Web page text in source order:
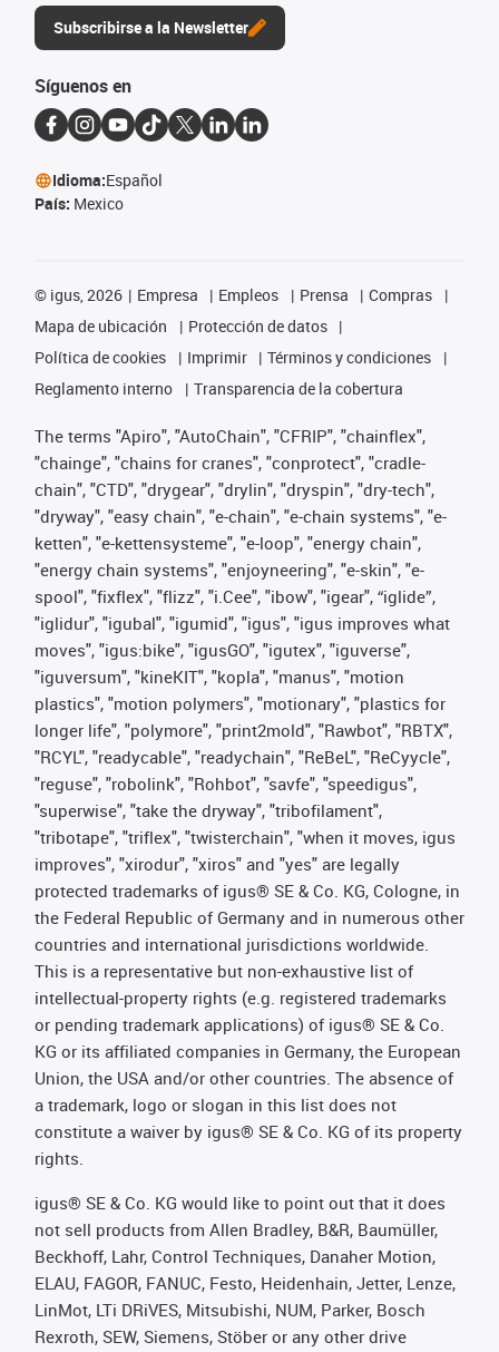
Subscribirse a la Newsletter
Síguenos en
Idioma:Español
País: Mexico
© igus, 2026 Empresa Empleos Prensa
Compras
Mapa de ubicación
Protección de datos
Política de cookies
Imprimir
Términos y condiciones
Reglamento interno
Transparencia de la cobertura
The terms "Apiro", "AutoChain", "CFRIP", "chainflex",
"chainge", "chains for cranes", "conprotect", "cradle-
chain", "CTD", "drygear", "drylin", "dryspin", "dry-tech",
"dryway", "easy chain", "e-chain", "e-chain systems", "e-
ketten", "e-kettensysteme", "e-loop", "energy chain",
"energy chain systems", "enjoyneering", "e-skin", "e-
spool", "fixflex", "flizz", "i.Cee", "ibow", "igear", “iglide”,
"iglidur", "igubal", "igumid", "igus", "igus improves what
moves", "igus:bike", "igusGO", "igutex", "iguverse",
"iguversum", "kineKIT", "kopla", "manus", "motion
plastics", "motion polymers", "motionary", "plastics for
longer life", "polymore", "print2mold", "Rawbot", "RBTX",
"RCYL", "readycable", "readychain", "ReBeL", "ReCyycle",
"reguse", "robolink", "Rohbot", "savfe", "speedigus",
"superwise", "take the dryway", "tribofilament",
"tribotape", "triflex", "twisterchain", "when it moves, igus
improves", "xirodur", "xiros" and "yes" are legally
protected trademarks of igus® SE & Co. KG, Cologne, in
the Federal Republic of Germany and in numerous other
countries and international jurisdictions worldwide.
This is a representative but non-exhaustive list of
intellectual-property rights (e.g. registered trademarks
or pending trademark applications) of igus® SE & Co.
KG or its affiliated companies in Germany, the European
Union, the USA and/or other countries. The absence of
a trademark, logo or slogan in this list does not
constitute a waiver by igus® SE & Co. KG of its property
rights.
igus® SE & Co. KG would like to point out that it does
not sell products from Allen Bradley, B&R, Baumüller,
Beckhoff, Lahr, Control Techniques, Danaher Motion,
ELAU, FAGOR, FANUC, Festo, Heidenhain, Jetter, Lenze,
LinMot, LTi DRiVES, Mitsubishi, NUM, Parker, Bosch
Rexroth, SEW, Siemens, Stöber or any other drive